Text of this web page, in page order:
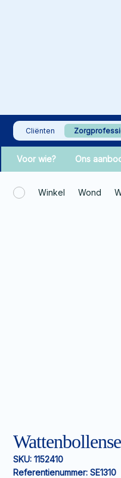
Cliënten
Voor wie? Ons
Winkel Wond
SKU: 1152410
Referentienummer: SE1310